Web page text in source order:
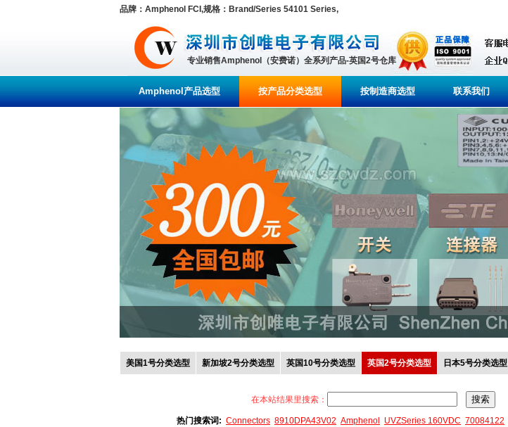
品牌：Amphenol FCI,规格：Brand/Series 54101 Series,
专业销售Amphenol（安费诺）全系列产品-英国2号仓库
Amphenol产品选型 按产品分类选型 按制造商选型 联系我们
美国1号分类选型 新加坡2号分类选型 英国10号分类选型 英国2号分类选型 日本5号分类选型
在本站结果里搜索：
热门搜索词: Connectors 8910DPA43V02 Amphenol UVZSeries 160VDC 70084122